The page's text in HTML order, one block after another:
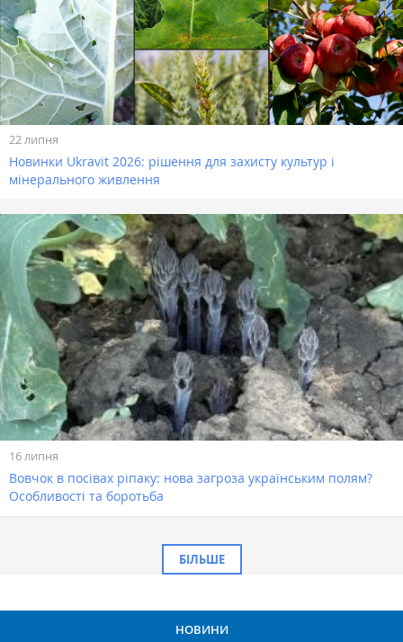
22 липня
Новинки Ukravit 2026: рішення для захисту культур і
мінерального живлення
16 липня
Вовчок в посівах ріпаку: нова загроза українським полям?
Особливості та боротьба
БІЛЬШЕ
НОВИНИ